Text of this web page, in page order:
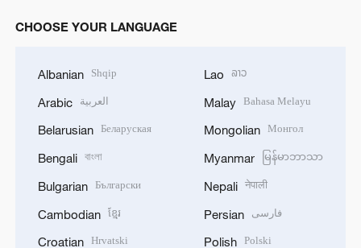
CHOOSE YOUR LANGUAGE
Albanian Shqip
Arabic العربية
Belarusian Беларуская
Bengali বাংলা
Bulgarian Български
Cambodian ខ្មែរ
Croatian Hrvatski
Lao ລາວ
Malay Bahasa Melayu
Mongolian Монгол
Myanmar မြန်မာဘာသာ
Nepali नेपाली
Persian فارسی
Polish Polski